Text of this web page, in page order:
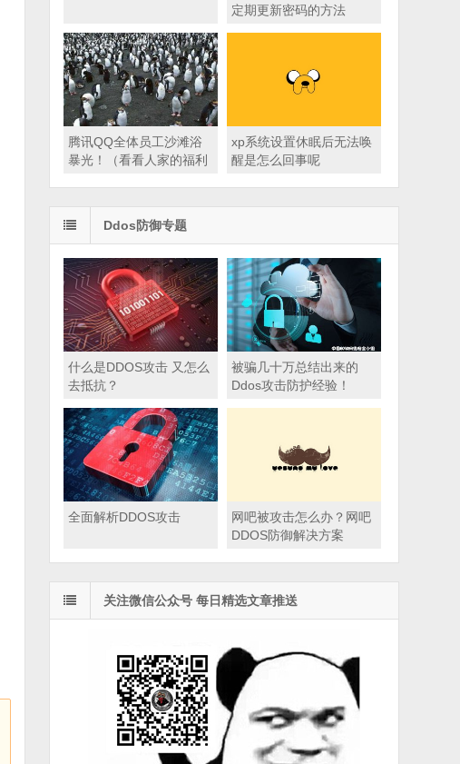
定期更新密码的方法
腾讯QQ全体员工沙滩浴
暴光！（看看人家的福利
xp系统设置休眠后无法唤
醒是怎么回事呢
Ddos防御专题
什么是DDOS攻击 又怎么
去抵抗？
被骗几十万总结出来的
Ddos攻击防护经验！
全面解析DDOS攻击
网吧被攻击怎么办？网吧
DDOS防御解决方案
关注微信公众号 每日精选文章推送